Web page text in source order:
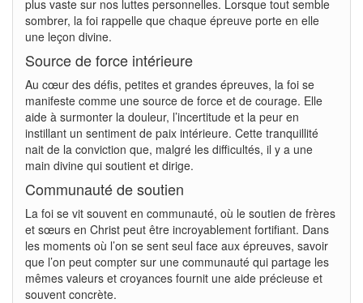
plus vaste sur nos luttes personnelles. Lorsque tout semble
sombrer, la foi rappelle que chaque épreuve porte en elle
une leçon divine.
Source de force intérieure
Au cœur des défis, petites et grandes épreuves, la foi se
manifeste comme une source de force et de courage. Elle
aide à surmonter la douleur, l’incertitude et la peur en
instillant un sentiment de paix intérieure. Cette tranquillité
nait de la conviction que, malgré les difficultés, il y a une
main divine qui soutient et dirige.
Communauté de soutien
La foi se vit souvent en communauté, où le soutien de frères
et sœurs en Christ peut être incroyablement fortifiant. Dans
les moments où l’on se sent seul face aux épreuves, savoir
que l’on peut compter sur une communauté qui partage les
mêmes valeurs et croyances fournit une aide précieuse et
souvent concrète.